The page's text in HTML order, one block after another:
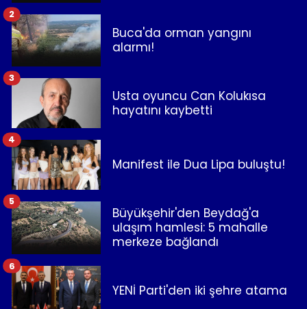
Buca'da orman yangını
alarmı!
2
Usta oyuncu Can Kolukısa
hayatını kaybetti
3
Manifest ile Dua Lipa buluştu!
4
Büyükşehir'den Beydağ'a
ulaşım hamlesi: 5 mahalle
merkeze bağlandı
5
YENİ Parti'den iki şehre atama
6